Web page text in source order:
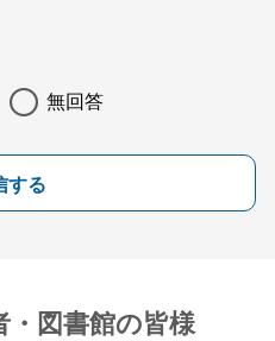
無回答
する
・図書館の皆様